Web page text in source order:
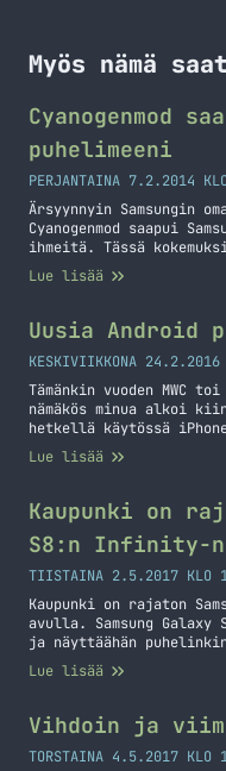
Myös nämä
Cyanogenmod
puhelimeeni
PERJANTAINA 7.2.2014
Ärsyynnyin Samsungin
Cyanogenmod saapui
ihmeitä. Tässä
Lue lisää
Uusia Android
KESKIVIIKKONA
Tämänkin vuoden MWC
nämäkös minua alkoi
hetkellä käytössä
Lue lisää
Kaupunki on
S8:n Infinity-
TIISTAINA 2.5.2017 KLO
Kaupunki on rajaton
avulla. Samsung Galaxy
ja näyttäähän
Lue lisää
Vihdoin ja
TORSTAINA 4.5.2017 KLO